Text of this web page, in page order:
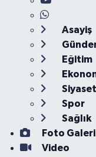
Asayiş
Eğitim
Siyaset
Spor
Sağlık
Foto Galeri
Video